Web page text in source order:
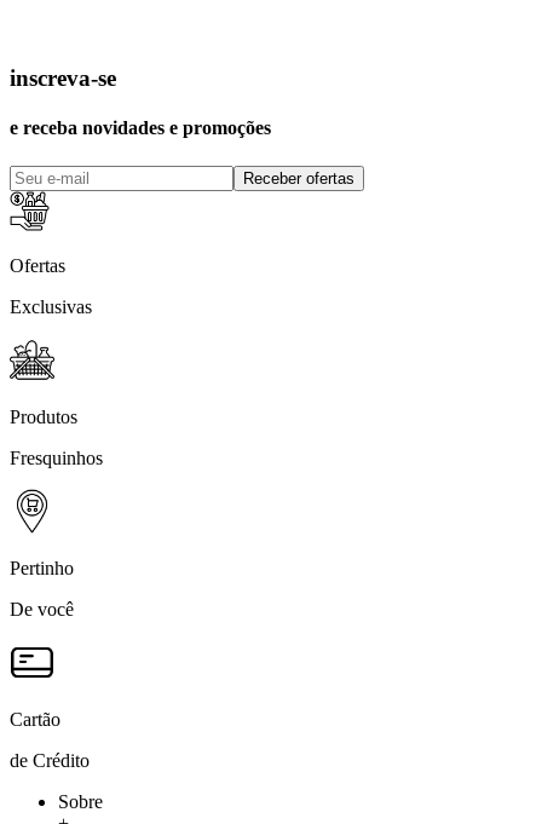
inscreva-se
e receba novidades e promoções
Receber ofertas
Ofertas
Exclusivas
Produtos
Fresquinhos
Pertinho
De você
Cartão
de Crédito
Sobre